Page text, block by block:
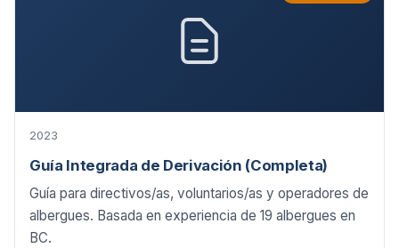
2023
Guía Integrada de Derivación (Completa)
Guía para directivos/as, voluntarios/as y operadores de
albergues. Basada en experiencia de 19 albergues en
BC.